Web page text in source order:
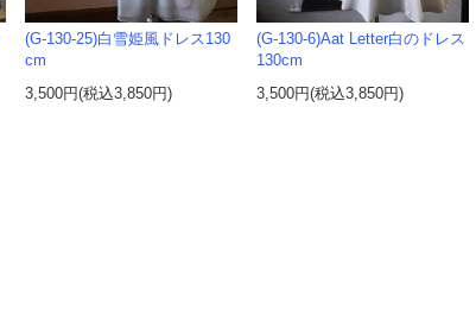
(G-130-25)白雪姫風ドレス130
cm
3,500円(税込3,850円)
(G-130-6)Aat Letter白のドレス
130cm
3,500円(税込3,850円)